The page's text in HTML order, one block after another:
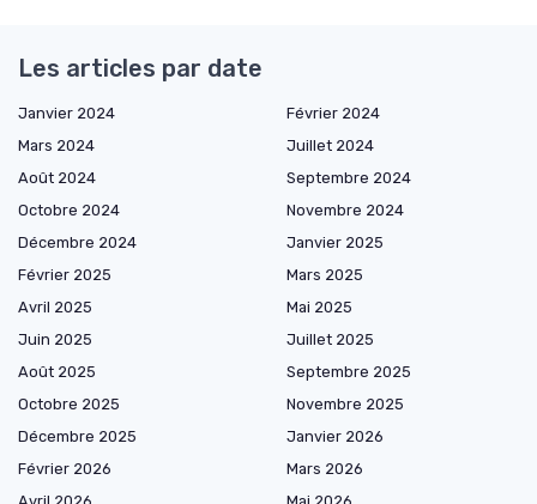
Les articles par date
Janvier 2024
Février 2024
Mars 2024
Juillet 2024
Août 2024
Septembre 2024
Octobre 2024
Novembre 2024
Décembre 2024
Janvier 2025
Février 2025
Mars 2025
Avril 2025
Mai 2025
Juin 2025
Juillet 2025
Août 2025
Septembre 2025
Octobre 2025
Novembre 2025
Décembre 2025
Janvier 2026
Février 2026
Mars 2026